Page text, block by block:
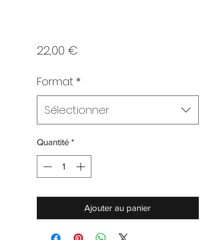
22,00 €Prix
Format *
Sélectionner
Quantité *
Ajouter au panier